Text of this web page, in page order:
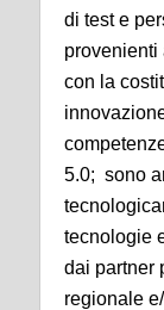
di test e
provenienti
con la
5.0; sono
tecnologie
dai partner
regionale